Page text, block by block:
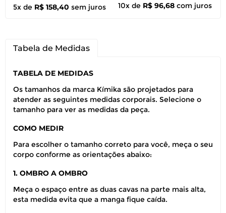
5x de R$ 158,40 sem juros
10x de R$ 96,68 com juros
Tabela de Medidas
TABELA DE MEDIDAS
Os tamanhos da marca Kímika são projetados para
atender as seguintes medidas corporais. Selecione o
tamanho para ver as medidas da peça.
COMO MEDIR
Para escolher o tamanho correto para você, meça o seu
corpo conforme as orientações abaixo:
1. OMBRO A OMBRO
Meça o espaço entre as duas cavas na parte mais alta,
esta medida evita que a manga fique caída.